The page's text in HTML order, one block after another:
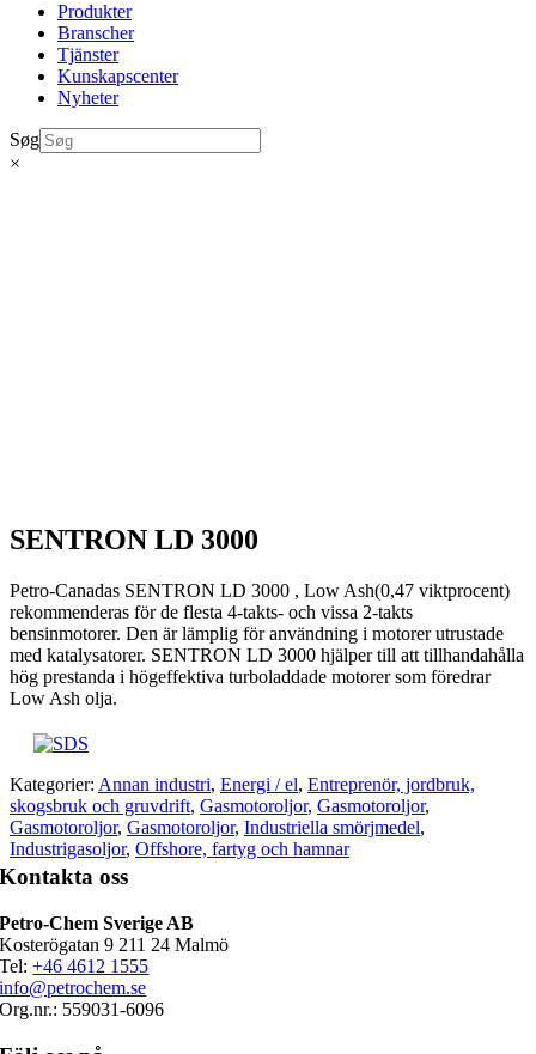
Produkter
Branscher
Tjänster
Kunskapscenter
Nyheter
Søg
×
SENTRON LD 3000
Petro-Canadas SENTRON LD 3000 , Low Ash(0,47 viktprocent)
rekommenderas för de flesta 4-takts- och vissa 2-takts
bensinmotorer. Den är lämplig för användning i motorer utrustade
med katalysatorer. SENTRON LD 3000 hjälper till att tillhandahålla
hög prestanda i högeffektiva turboladdade motorer som föredrar
Low Ash olja.
Kategorier: Annan industri, Energi / el, Entreprenör, jordbruk,
skogsbruk och gruvdrift, Gasmotoroljor, Gasmotoroljor,
Gasmotoroljor, Gasmotoroljor, Industriella smörjmedel,
Industrigasoljor, Offshore, fartyg och hamnar
Kontakta oss
Petro-Chem Sverige AB
Kosterögatan 9 211 24 Malmö
Tel:+46 4612 1555
info@petrochem.se
Org.nr.: 559031-6096